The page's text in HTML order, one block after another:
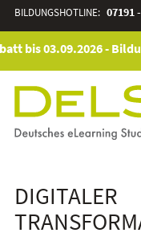
BILDUNGSHOTLINE: 07191
bis 03.09.2026 -
DIGITALER